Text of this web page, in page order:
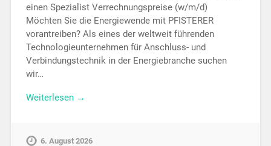
einen Spezialist Verrechnungspreise (w/m/d)
Möchten Sie die Energiewende mit PFISTERER
vorantreiben? Als eines der weltweit führenden
Technologieunternehmen für Anschluss- und
Verbindungstechnik in der Energiebranche suchen
wir…
Weiterlesen →
6. August 2026